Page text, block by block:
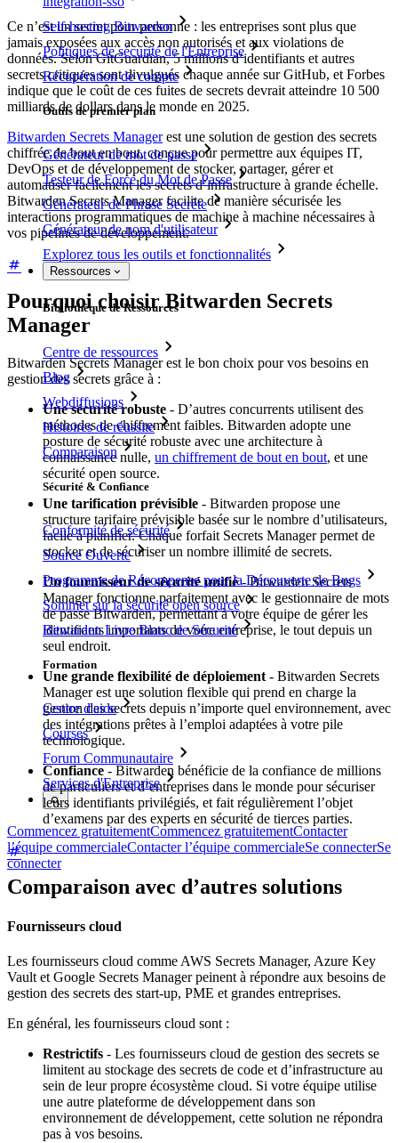
Self-hosting Bitwarden
Politiques de sécurité de l'Entreprise
Récupération de compte
Outils de premier plan
Générateur de mot de passe
Testeur de Force du Mot de Passe
Générateur de Phrase Secrète
Générateur de nom d'utilisateur
Explorez tous les outils et fonctionnalités
Ressources
Bibliothèque de Ressources
Centre de ressources
Blog
Webdiffusions
Histoires de réussite
Comparaison
Sécurité & Confiance
Conformité de sécurité
Source Ouverte
Programme de Récompense pour la Découverte de Bugs
Sommet sur la sécurité open source
Bitwarden Livre Blanc de Sécurité
Formation
Centre d'aide
Courses
Forum Communautaire
Services d'Entreprise
Commencez gratuitementCommencez gratuitementContacter
l’équipe commercialeContacter l’équipe commercialeSe connecterSe
connecter
Ce n’est un secret pour personne : les entreprises sont plus que
jamais exposées aux accès non autorisés et aux violations de
données. Selon GitGuardian, 5 millions d’identifiants et autres
secrets critiques sont divulgués chaque année sur GitHub, et Forbes
indique que le coût de ces fuites de secrets devrait atteindre 10 500
milliards de dollars dans le monde en 2025.
Bitwarden Secrets Managerest une solution de gestion des secrets
chiffrée de bout en bout, conçue pour permettre aux équipes IT,
DevOps et de développement de stocker, partager, gérer et
automatiser facilement les secrets d’infrastructure à grande échelle.
Bitwarden Secrets Manager facilite de manière sécurisée les
interactions programmatiques de machine à machine nécessaires à
vos pipelines de développement.
Pourquoi choisir Bitwarden Secrets
Manager
Bitwarden Secrets Manager est le bon choix pour vos besoins en
gestion des secrets grâce à :
Une sécurité robuste - D’autres concurrents utilisent des
méthodes de chiffrement faibles. Bitwarden adopte une
posture de sécurité robuste avec une architecture à
connaissance nulle, un chiffrement de bout en bout, et une
sécurité open source.
Une tarification prévisible - Bitwarden propose une
structure tarifaire prévisible basée sur le nombre d’utilisateurs,
facile à planifier. Chaque forfait Secrets Manager permet de
stocker et de sécuriser un nombre illimité de secrets.
Un fournisseur de sécurité unifié- Bitwarden Secrets
Manager fonctionne parfaitement avec le gestionnaire de mots
de passe Bitwarden, permettant à votre équipe de gérer les
identifiants importants de votre entreprise, le tout depuis un
seul endroit.
Une grande flexibilité de déploiement - Bitwarden Secrets
Manager est une solution flexible qui prend en charge la
gestion des secrets depuis n’importe quel environnement, avec
des intégrations prêtes à l’emploi adaptées à votre pile
technologique.
Confiance - Bitwarden bénéficie de la confiance de millions
de particuliers et d’entreprises dans le monde pour sécuriser
leurs identifiants privilégiés, et fait régulièrement l’objet
d’examens par des experts en sécurité de tierces parties.
Comparaison avec d’autres solutions
Fournisseurs cloud
Les fournisseurs cloud comme AWS Secrets Manager, Azure Key
Vault et Google Secrets Manager peinent à répondre aux besoins de
gestion des secrets des start-up, PME et grandes entreprises.
En général, les fournisseurs cloud sont :
Restrictifs - Les fournisseurs cloud de gestion des secrets se
limitent au stockage des secrets de code et d’infrastructure au
sein de leur propre écosystème cloud. Si votre équipe utilise
une autre plateforme de développement dans son
environnement de développement, cette solution ne répondra
pas à vos besoins.